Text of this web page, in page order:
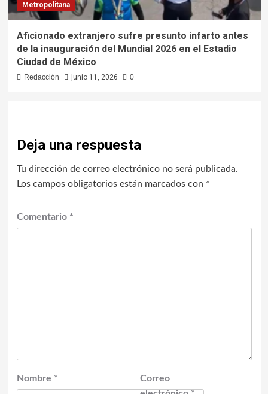
Metropolitana
Aficionado extranjero sufre presunto infarto antes
de la inauguración del Mundial 2026 en el Estadio
Ciudad de México
Redacción junio 11, 2026 0
Deja una respuesta
Tu dirección de correo electrónico no será publicada.
Los campos obligatorios están marcados con *
Comentario *
Nombre *
Correo